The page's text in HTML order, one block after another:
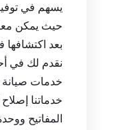
يسهم في
حيث يمكن
بعد
نقدم لك في
خدمات
خدماتنا
المفاتيح